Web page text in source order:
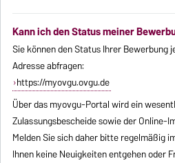
Kann ich den Status meiner
Sie können den Status Ihrer Bewerbung
Adresse abfragen:
https://myovgu.ovgu.de
Über das myovgu-Portal wird ein
Zulassungsbescheide sowie der Online-
Melden Sie sich daher bitte regelmäßig
Ihnen keine Neuigkeiten entgehen oder